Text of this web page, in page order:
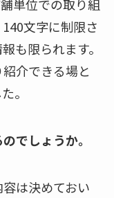
単位での取り組
文字に制限さ
も限られます。
介できる場と
。
でしょうか。
は決めておい